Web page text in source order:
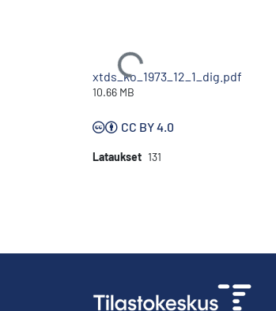
Ladataan...
xtds_ko_1973_12_1_dig.pdf
10.66 MB
CC BY 4.0
Lataukset 131